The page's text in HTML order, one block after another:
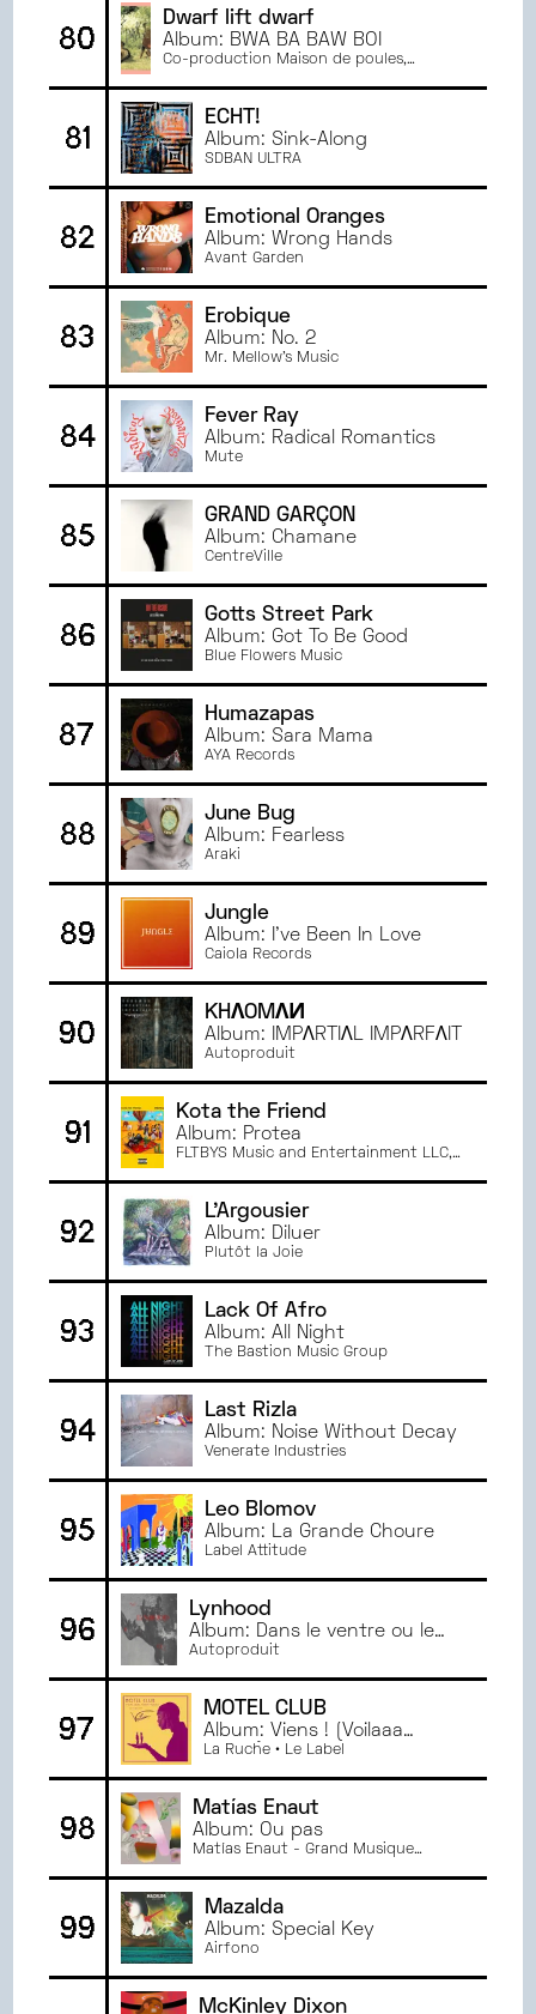
80
Dwarf lift dwarf
Album: BWA BA BAW BOI
Co-production Maison de poules,
granges, SSM, Animal Biscuit
81
ECHT!
Album: Sink-Along
SDBAN ULTRA
82
Emotional Oranges
Album: Wrong Hands
Avant Garden
83
Erobique
Album: No. 2
Mr. Mellow's Music
84
Fever Ray
Album: Radical Romantics
Mute
85
GRAND GARÇON
Album: Chamane
CentreVille
86
Gotts Street Park
Album: Got To Be Good
Blue Flowers Music
87
Humazapas
Album: Sara Mama
AYA Records
88
June Bug
Album: Fearless
Araki
89
Jungle
Album: I've Been In Love
Caiola Records
90
KHΛOMΛИ
Album: IMP​Λ​RTI​Λ​L IMP​Λ​RF​Λ​IT
Autoproduit
91
Kota the Friend
Album: Protea
FLTBYS Music and Entertainment LLC,
92
L'Argousier
Album: Diluer
Plutôt la Joie
93
Lack Of Afro
Album: All Night
The Bastion Music Group
94
Last Rizla
Album: Noise Without Decay
Venerate Industries
95
Leo Blomov
Album: La Grande Choure
Label Attitude
96
Lynhood
Album: Dans le ventre ou le
monument
Autoproduit
97
MOTEL CLUB
Album: Viens ! (Voilaaa
Remix)
La Ruche • Le Label
98
Matías Enaut
Album: Ou pas
Matías Enaut - Grand Musique
99
Mazalda
Album: Special Key
Airfono
McKinley Dixon